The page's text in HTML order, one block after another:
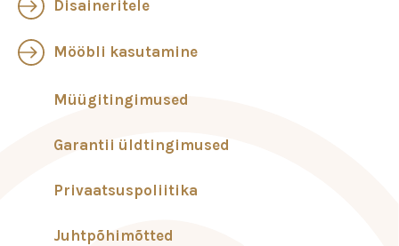
Disaineritele
Mööbli kasutamine
Müügitingimused
Garantii üldtingimused
Privaatsuspoliitika
Juhtpõhimõtted